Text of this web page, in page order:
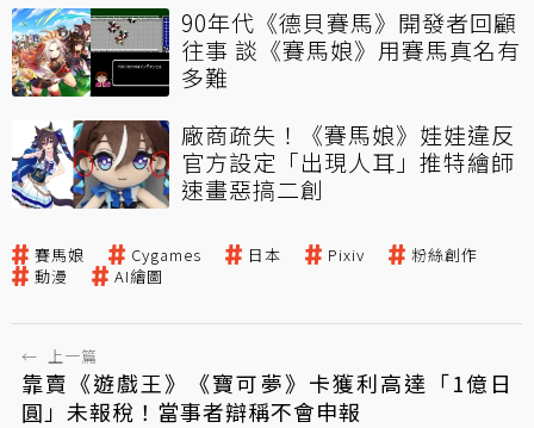
90年代《德貝賽馬》開發者回顧
往事 談《賽馬娘》用賽馬真名有
多難
廠商疏失！《賽馬娘》娃娃違反
官方設定「出現人耳」推特繪師
速畫惡搞二創
賽馬娘 Cygames 日本 Pixiv
粉絲創作
動漫
AI繪圖
← 上一篇
靠賣《遊戲王》《寶可夢》卡獲利高達「1億日
圓」未報稅！當事者辯稱不會申報